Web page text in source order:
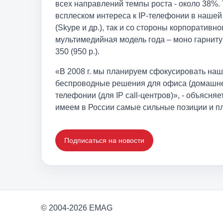
всех направлений темпы роста - около
всплеском интереса к IP-телефонии в
(Skype и др.), так и со стороны
мультимедийная модель года – моно
350 (950 р.).
«В 2008 г. мы планируем сфокусировать
беспроводные решения для офиса
телефонии (для IP call-центров)», -
имеем в России самые сильные позиции и
Подписаться на новости
© 2004-2026 EMAG